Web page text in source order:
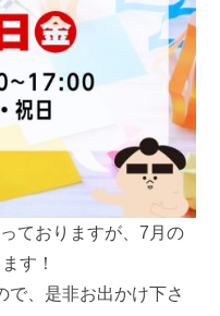
ておりますが、7月の
す！
で、是非お出かけ下さ